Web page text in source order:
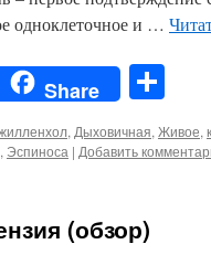
одноклеточное и …
Share
,Дыховичная,Живое,
, Эспиноса | Добавить
(обзор)